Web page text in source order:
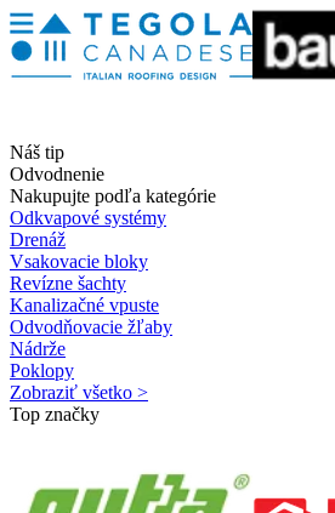
Náš tip
Odvodnenie
Nakupujte podľa kategórie
Odkvapové systémy
Drenáž
Vsakovacie bloky
Revízne šachty
Kanalizačné vpuste
Odvodňovacie žľaby
Nádrže
Poklopy
Zobraziť všetko >
Top značky